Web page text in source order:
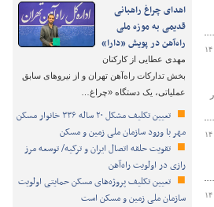
اهدای چراغ راهبانی
قدیمی به موزه ملی
راه‌آهن در پویش «دارا»
مهدی عطایی از کارکنان
بخش تدارکات راه‌آهن تهران و از نیروهای سابق
عملیاتی، یک دستگاه «چراغ…
تعیین تکلیف مشکل ۲۰ ساله ۳۳۶ خانوار مسکن
مهر با ورود سازمان ملی زمین و مسکن
تقویت حلقه اتصال ایران و ترکیه/ توسعه مرز
رازی در اولویت راه‌آهن
تعیین تکلیف پروژه‌های مسکن حمایتی اولویت
سازمان ملی زمین و مسکن است
۷۷ هزار